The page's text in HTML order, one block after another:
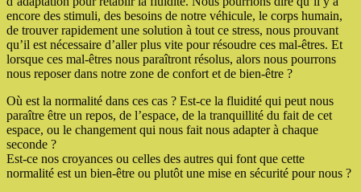
encore des stimuli, des besoins de notre véhicule, le corps humain,
de trouver rapidement une solution à tout ce stress, nous prouvant
qu’il est nécessaire d’aller plus vite pour résoudre ces mal-êtres. Et
lorsque ces mal-êtres nous paraîtront résolus, alors nous pourrons
nous reposer dans notre zone de confort et de bien-être ?
Où est la normalité dans ces cas ? Est-ce la fluidité qui peut nous
paraître être un repos, de l’espace, de la tranquillité du fait de cet
espace, ou le changement qui nous fait nous adapter à chaque
seconde ?
Est-ce nos croyances ou celles des autres qui font que cette
normalité est un bien-être ou plutôt une mise en sécurité pour nous ?